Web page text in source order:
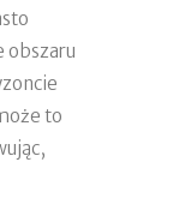
obszaru
to